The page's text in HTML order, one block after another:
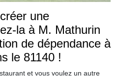
une
la à M. Mathurin
de dépendance à
le 81140 !
et vous voulez un autre